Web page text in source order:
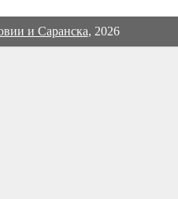
и Саранска, 2026